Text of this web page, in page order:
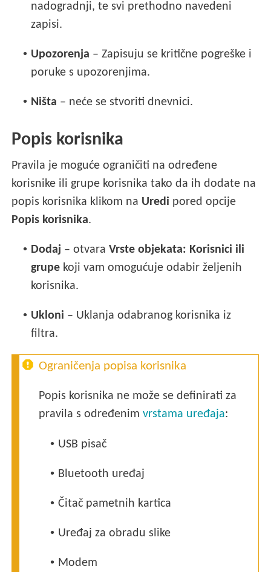
nadogradnji, te svi prethodno navedeni
zapisi.
• Upozorenja – Zapisuju se kritične pogreške i
poruke s upozorenjima.
• Ništa – neće se stvoriti dnevnici.
Popis korisnika
Pravila je moguće ograničiti na određene
korisnike ili grupe korisnika tako da ih dodate na
popis korisnika klikom na Uredi pored opcije
Popis korisnika.
• Dodaj – otvaraVrste objekata: Korisnici ili
grupe koji vam omogućuje odabir željenih
korisnika.
• Ukloni – Uklanja odabranog korisnika iz
filtra.
Ograničenja popisa korisnika
Popis korisnika ne može se definirati za
pravila s određenimvrstama uređaja:
• USB pisač
• Bluetooth uređaj
• Čitač pametnih kartica
• Uređaj za obradu slike
• Modem